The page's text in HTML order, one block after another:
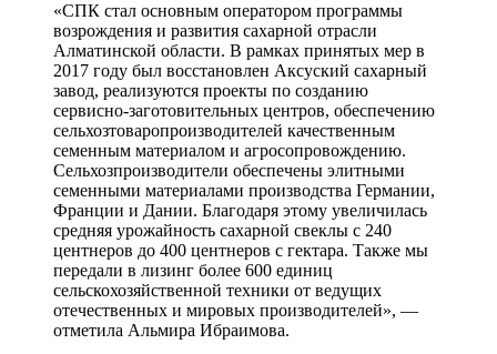
«СПК стал основным оператором программы
возрождения и развития сахарной отрасли
Алматинской области. В рамках принятых мер в
2017 году был восстановлен Аксуский сахарный
завод, реализуются проекты по созданию
сервисно-заготовительных центров, обеспечению
сельхозтоваропроизводителей качественным
семенным материалом и агросопровождению.
Сельхозпроизводители обеспечены элитными
семенными материалами производства Германии,
Франции и Дании. Благодаря этому увеличилась
средняя урожайность сахарной свеклы с 240
центнеров до 400 центнеров с гектара. Также мы
передали в лизинг более 600 единиц
сельскохозяйственной техники от ведущих
отечественных и мировых производителей», —
отметила Альмира Ибраимова.